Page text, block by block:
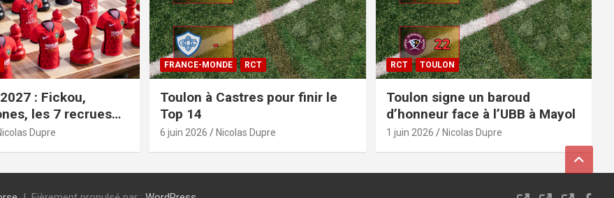
: Fickou,
les 7 recrues
Dupre
FRANCE-MONDE RCT
Toulon à Castres pour finir le
Top 14
6 juin 2026 Nicolas Dupre
RCT TOULON
Toulon signe un baroud
d’honneur face à l’UBB à Mayol
1 juin 2026 Nicolas Dupre